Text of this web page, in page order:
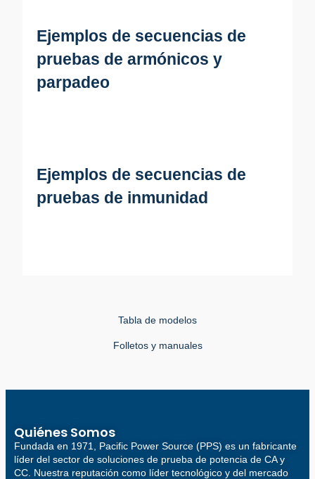
Tabla de modelos
Folletos y manuales
Ejemplos de secuencias de
pruebas de armónicos y
parpadeo
Ejemplos de secuencias de
pruebas de inmunidad
Quiénes Somos
Fundada en 1971, Pacific Power Source (PPS) es un fabricante
líder del sector de soluciones de prueba de potencia de CA y
CC. Nuestra reputación como líder tecnológico y del mercado